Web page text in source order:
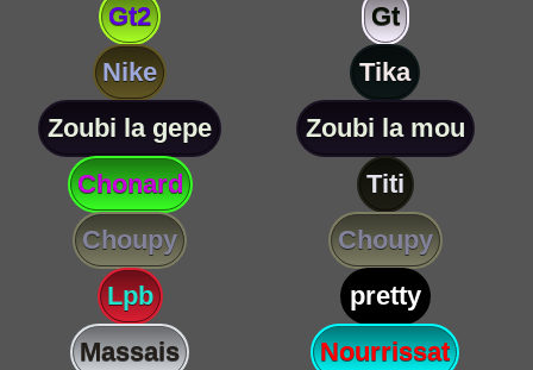
Gt2
Gt
Nike
Tika
Zoubi la gepe
Zoubi la mou
Chonard
Titi
Choupy
Choupy
Lpb
pretty
Massais
Nourrissat